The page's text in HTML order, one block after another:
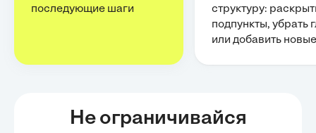
последующие шаги
структуру:
подпункты, убрать
или добавить новые
Не ограничивайся